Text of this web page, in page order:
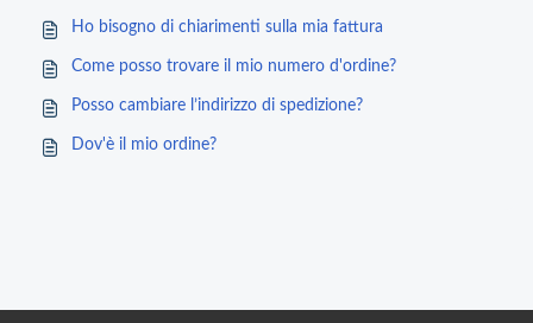
Ho bisogno di chiarimenti sulla mia fattura
Come posso trovare il mio numero d'ordine?
Posso cambiare l’indirizzo di spedizione?
Dov'è il mio ordine?